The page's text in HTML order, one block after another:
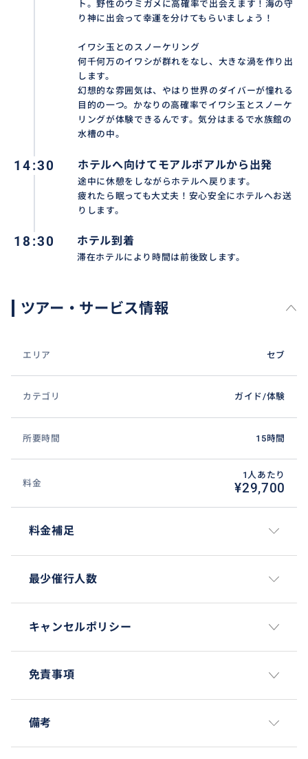
ト。野性のウミガメに高確率で出会えます！海の守
り神に出会って幸運を分けてもらいましょう！
イワシ玉とのスノーケリング
何千何万のイワシが群れをなし、大きな渦を作り出
します。
幻想的な雰囲気は、やはり世界のダイバーが憧れる
目的の一つ。かなりの高確率でイワシ玉とスノーケ
リングが体験できるんです。気分はまるで水族館の
水槽の中。
14:30 ホテルへ向けてモアルボアルから出発
途中に休憩をしながらホテルへ戻ります。
疲れたら眠っても大丈夫！安心安全にホテルへお送
りします。
18:30 ホテル到着
滞在ホテルにより時間は前後致します。
ツアー・サービス情報
エリア セブ
カテゴリ ガイド/体験
所要時間 15時間
料金
1人あたり
¥29,700
料金補足
最少催行人数
キャンセルポリシー
免責事項
備考